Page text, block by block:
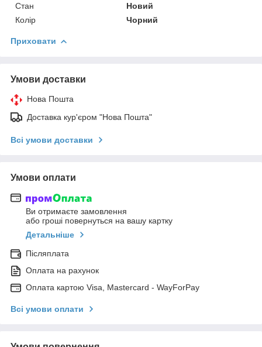
Стан
Новий
Колір
Чорний
Приховати
Умови доставки
Нова Пошта
Доставка кур'єром "Нова Пошта"
Всі умови доставки
Умови оплати
Ви отримаєте замовлення
або гроші повернуться на вашу картку
Детальніше
Післяплата
Оплата на рахунок
Оплата картою Visa, Mastercard - WayForPay
Всі умови оплати